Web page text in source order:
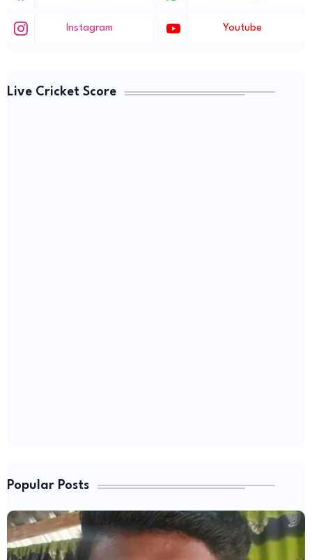
Instagram Youtube
Live Cricket Score
Popular Posts